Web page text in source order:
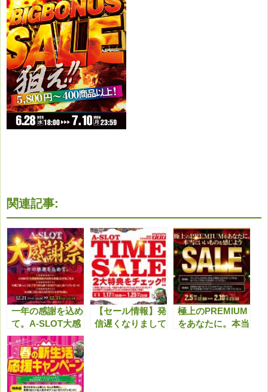
関連記事:
一年の感謝を込め
て。A-SLOT大感
謝祭を年末まで開
催します！
【セール情報】発
信遅くなりまして
極上のPREMIUM
をあなたに。本当